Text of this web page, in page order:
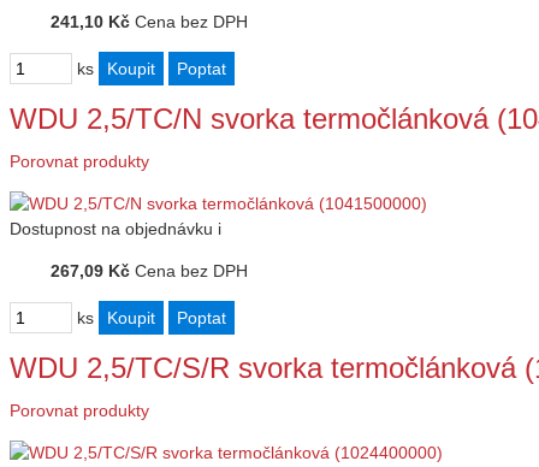
241,10 Kč Cena bez DPH
ks
WDU 2,5/TC/N svorka termočlánková
Porovnat produkty
Dostupnost na objednávku i
267,09 Kč Cena bez DPH
ks
WDU 2,5/TC/S/R svorka termočlánková
Porovnat produkty